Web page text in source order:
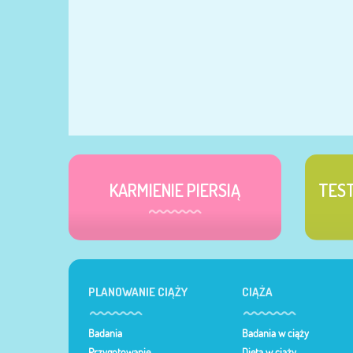
KARMIENIE PIERSIĄ
PLANOWANIE CIĄŻY
Badania
CIĄŻA
Badania w ciąży